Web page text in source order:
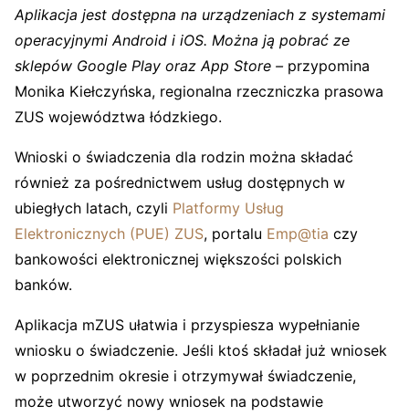
Aplikacja jest dostępna na urządzeniach z systemami
operacyjnymi Android i iOS. Można ją pobrać ze
sklepów Google Play oraz App Store – przypomina
Monika Kiełczyńska, regionalna rzeczniczka prasowa
ZUS województwa łódzkiego.
Wnioski o świadczenia dla rodzin można składać
również za pośrednictwem usług dostępnych w
ubiegłych latach, czyli Platformy Usług
Elektronicznych (PUE) ZUS, portalu Emp@tia czy
bankowości elektronicznej większości polskich
banków.
Aplikacja mZUS ułatwia i przyspiesza wypełnianie
wniosku o świadczenie. Jeśli ktoś składał już wniosek
w poprzednim okresie i otrzymywał świadczenie,
może utworzyć nowy wniosek na podstawie